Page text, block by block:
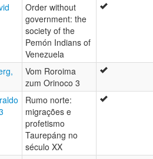
Order without
government: the
society of the
Pemón Indians of
Venezuela
Vom Roroima
zum Orinoco 3
Rumo norte:
migrações e
profetismo
Taurepáng no
século XX